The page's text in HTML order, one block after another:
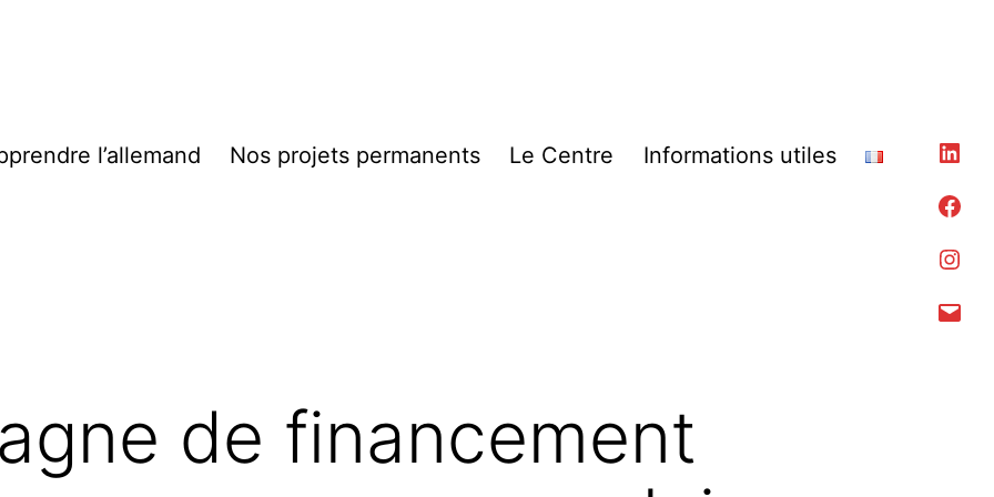
l’allemand Nos projets permanents Le Centre Informations utiles
de financement